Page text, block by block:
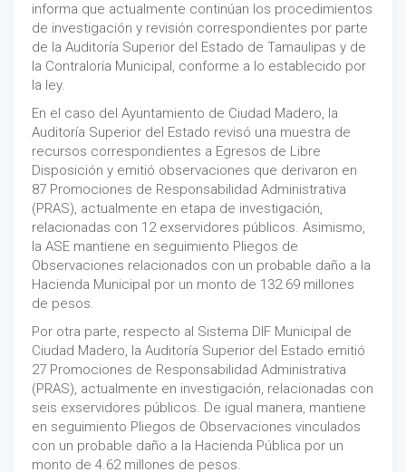
informa que actualmente continúan los procedimientos
de investigación y revisión correspondientes por parte
de la Auditoría Superior del Estado de Tamaulipas y de
la Contraloría Municipal, conforme a lo establecido por
la ley.
En el caso del Ayuntamiento de Ciudad Madero, la
Auditoría Superior del Estado revisó una muestra de
recursos correspondientes a Egresos de Libre
Disposición y emitió observaciones que derivaron en
87 Promociones de Responsabilidad Administrativa
(PRAS), actualmente en etapa de investigación,
relacionadas con 12 exservidores públicos. Asimismo,
la ASE mantiene en seguimiento Pliegos de
Observaciones relacionados con un probable daño a la
Hacienda Municipal por un monto de 132.69 millones
de pesos.
Por otra parte, respecto al Sistema DIF Municipal de
Ciudad Madero, la Auditoría Superior del Estado emitió
27 Promociones de Responsabilidad Administrativa
(PRAS), actualmente en investigación, relacionadas con
seis exservidores públicos. De igual manera, mantiene
en seguimiento Pliegos de Observaciones vinculados
con un probable daño a la Hacienda Pública por un
monto de 4.62 millones de pesos.